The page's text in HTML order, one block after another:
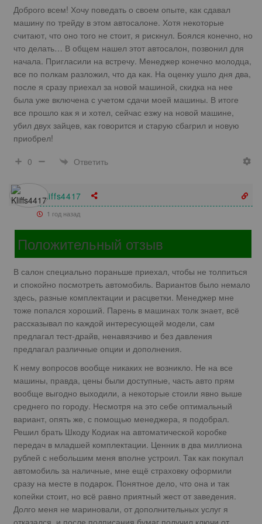
Доброго всем! Хочу поведать о своем опыте, как сдавал
машину по трейду в этом автосалоне. Хотя некоторые
считают, что оно того не стоит, я рискнул. Боялся конечно, но
что делать… В общем нашел этот автосалон, позвонил для
начала. Пригласили на встречу. Менеджер конечно молодца,
все по полкам разложил, что да как. На оценку ушло дня два,
после я сразу приехал за новой машиной, скидка на нее
была уже включена с учетом сдачи моей машины. В итоге
все прошло как я и хотел, сейчас езжу на новой машине,
убил двух зайцев, как говорится и старую сбагрил и новую
приобрел!
0
Ответить
Kliffs4417
1 год назад
Положительный отзыв
В салон специально пораньше приехал, чтобы не толпиться
и спокойно посмотреть автомобиль. Вариантов было немало
здесь, разные комплектации и расцветки. Менеджер мне
тоже попался хороший. Парень в машинах толк знает, всё
рассказывал по каждой интересующей модели, сам
предлагал тест-драйв, ненавязчиво и без давления
предлагал различные опции и дополнения.
К нему вопросов вообще никаких не возникло. Не на все
машины, правда, цены были доступные, часть авто прям
вообще выгодно выходили, а некоторые стоили явно выше
среднего по городу. Несмотря на это себе оптимальный
вариант, опять же, с помощью менеджера, я подобрал.
Решил брать Шкоду Кодиак на автоматической коробке
передач в младшей комплектации. Ценник в два миллиона
рублей с небольшим меня вполне устроил. Так как покупал
автомобиль за наличные, мне ещё страховку оформили
сразу на месте в подарок. Понятное дело, что она и так
копейки стоит, но всё равно приятный жест от заведения.
Долго меня не мариновали, от дополнительных услуг я